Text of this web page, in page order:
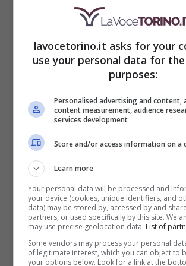
I protagonisti Claudio Amendola e Elena
(Lavocetorino.it)
Recentemente, lo stesso
confermato
novembre
conferma di molti attori,
attori chiave. “I Cesaroni
per mille motivi, non aggiungo
di forza maggiore”, ha
lavocetorino.it asks for your
use your personal data for
purposes:
Personalised advertising and content,
content measurement, audience
services development
Store and/or access information on a
Learn more
Your personal data will be processed and
your device (cookies, unique identifiers, and
data) may be stored by, accessed by and
partners, or used specifically by this site. We
may use precise geolocation data. List of
Some vendors may process your personal
of legitimate interest, which you can object to
your options below. Look for a link at the